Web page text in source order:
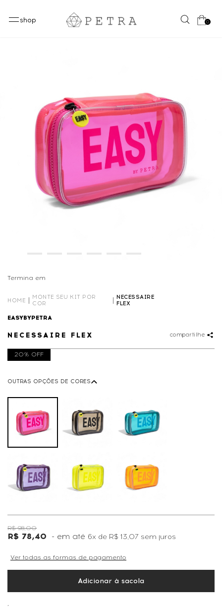
shop 0
Termina em
HOME
MONTE SEU KIT POR
COR
NECESSAIRE
FLEX
EASYBYPETRA
NECESSAIRE FLEX compartilhe
20% OFF
OUTRAS OPÇÕES DE CORES
R$ 98,00
R$ 78,40 6x de R$ 13,07 sem juros
Ver todas as formas de pagamento
Adicionar à sacola
,